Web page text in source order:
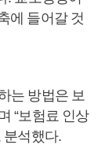
에 들어갈 것
는 방법은 보
“보험료 인상
분석했다.